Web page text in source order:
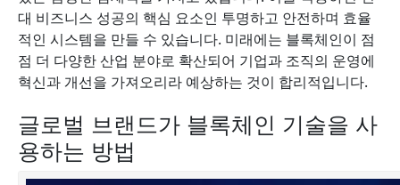
대 비즈니스 성공의 핵심 요소인 투명하고 안전하며 효율
적인 시스템을 만들 수 있습니다. 미래에는 블록체인이 점
점 더 다양한 산업 분야로 확산되어 기업과 조직의 운영에
혁신과 개선을 가져오리라 예상하는 것이 합리적입니다.
글로벌 브랜드가 블록체인 기술을 사
용하는 방법